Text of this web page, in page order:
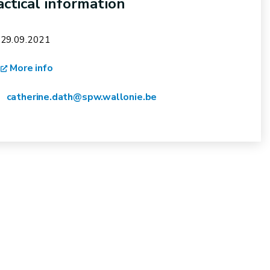
29.09.2021
More info
catherine.dath@spw.wallonie.be